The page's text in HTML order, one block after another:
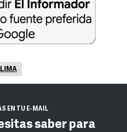
EN TU E-MAIL
saber para